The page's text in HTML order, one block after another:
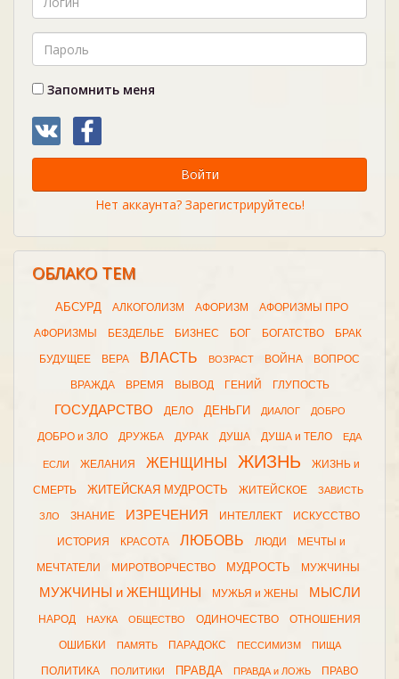
Запомнить меня
Войти
Нет аккаунта? Зарегистрируйтесь!
ОБЛАКО ТЕМ
АБСУРД АЛКОГОЛИЗМ АФОРИЗМ АФОРИЗМЫ ПРО
АФОРИЗМЫ БЕЗДЕЛЬЕ БИЗНЕС БОГ БОГАТСТВО БРАК
БУДУЩЕЕ ВЕРА ВЛАСТЬ ВОЗРАСТ ВОЙНА ВОПРОС
ВРАЖДА ВРЕМЯ ВЫВОД ГЕНИЙ ГЛУПОСТЬ
ГОСУДАРСТВО ДЕЛО ДЕНЬГИ ДИАЛОГ ДОБРО
ДОБРО и ЗЛО ДРУЖБА ДУРАК ДУША ДУША и ТЕЛО ЕДА
ЕСЛИ ЖЕЛАНИЯ ЖЕНЩИНЫ ЖИЗНЬ ЖИЗНЬ и
СМЕРТЬ ЖИТЕЙСКАЯ МУДРОСТЬ ЖИТЕЙСКОЕ ЗАВИСТЬ
ЗЛО ЗНАНИЕ ИЗРЕЧЕНИЯ ИНТЕЛЛЕКТ ИСКУССТВО
ИСТОРИЯ КРАСОТА ЛЮБОВЬ ЛЮДИ МЕЧТЫ и
МЕЧТАТЕЛИ МИРОТВОРЧЕСТВО МУДРОСТЬ МУЖЧИНЫ
МУЖЧИНЫ и ЖЕНЩИНЫ МУЖЬЯ и ЖЕНЫ МЫСЛИ
НАРОД НАУКА ОБЩЕСТВО ОДИНОЧЕСТВО ОТНОШЕНИЯ
ОШИБКИ ПАМЯТЬ ПАРАДОКС ПЕССИМИЗМ ПИЩА
ПОЛИТИКА ПОЛИТИКИ ПРАВДА ПРАВДА и ЛОЖЬ ПРАВО